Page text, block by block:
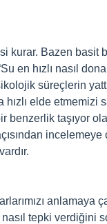
kurar. Bazen basit
en hızlı nasıl
süreçlerin
elde etmemizi
benzerlik taşıyor
incelemeye
anlamaya
nasıl tepki verdiğini